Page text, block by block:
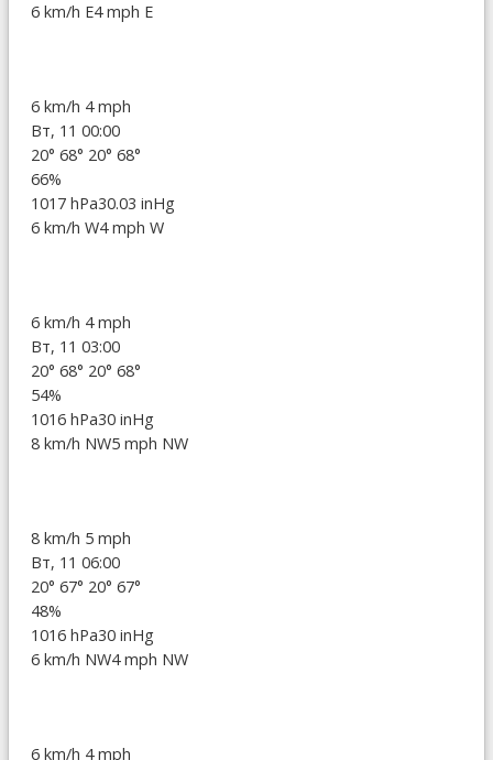
6 km/h E4 mph E
6 km/h 4 mph
Вт, 11 00:00
20° 68° 20° 68°
66%
1017 hPa30.03 inHg
6 km/h W4 mph W
6 km/h 4 mph
Вт, 11 03:00
20° 68° 20° 68°
54%
1016 hPa30 inHg
8 km/h NW5 mph NW
8 km/h 5 mph
Вт, 11 06:00
20° 67° 20° 67°
48%
1016 hPa30 inHg
6 km/h NW4 mph NW
6 km/h 4 mph